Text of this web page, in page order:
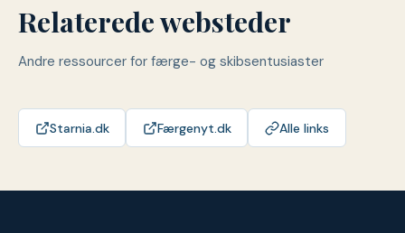
Relaterede websteder
Andre ressourcer for færge- og skibsentusiaster
Starnia.dk Færgenyt.dk Alle links